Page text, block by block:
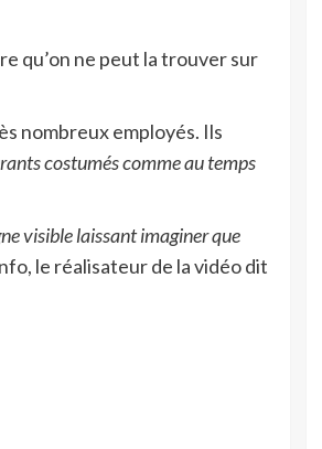
qu’on ne peut la trouver sur
nombreux employés. Ils
costumés comme au temps
visible laissant imaginer que
le réalisateur de la vidéo dit